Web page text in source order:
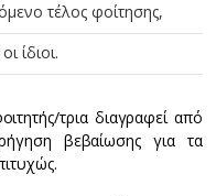
τέλος φοίτησης,
ίδιοι.
τρια διαγραφεί από
βεβαίωσης για τα